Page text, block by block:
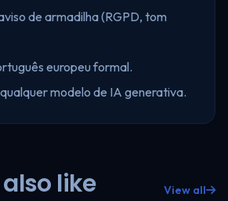
de armadilha (RGPD, tom
europeu formal.
modelo de IA generativa.
like View all